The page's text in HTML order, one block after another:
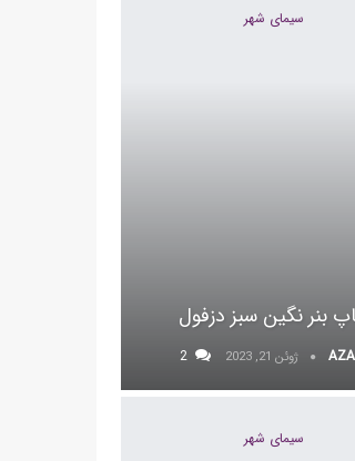
سیمای شهر
بنر نگین سبز دزفول
ژوئن 21, 2023 2
سیمای شهر